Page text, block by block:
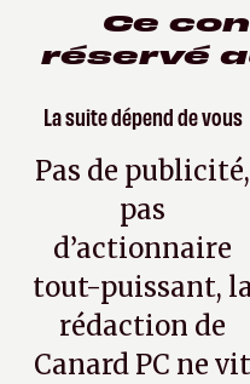
Ce
réservé
La suite dépend de vous
Pas de publicité,
pas
d’actionnaire
tout-puissant,
rédaction de
Canard PC ne vit